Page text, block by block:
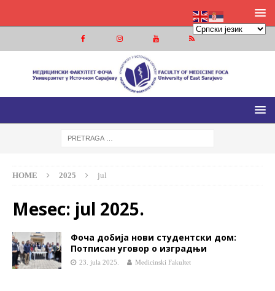
МЕДИЦИНСКИ ФАКУЛТЕТ ФОЧА
МЕДИЦИНСКИ ФАКУЛТЕТ УНИВЕРЗИТЕТА У ИСТОЧНОМ
HOME 2025 jul
Mesec: jul 2025.
Фоча добија нови студентски дом:
Потписан уговор о изградњи
23. jula 2025. Medicinski Fakultet